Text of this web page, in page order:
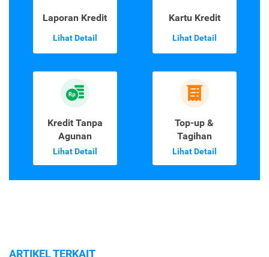
Laporan Kredit
Lihat Detail
Kartu Kredit
Lihat Detail
Kredit Tanpa
Agunan
Lihat Detail
Top-up &
Tagihan
Lihat Detail
ARTIKEL TERKAIT